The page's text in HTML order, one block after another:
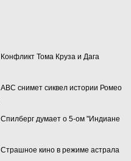
Конфликт Тома Круза и Дага
АВС снимет сиквел истории Ромео
Спилберг думает о 5-ом "Индиане
Страшное кино в режиме астрала